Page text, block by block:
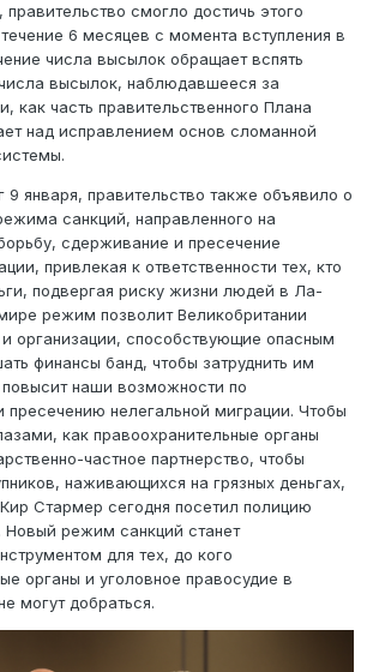
правительство смогло достичь этого
6 месяцев с момента вступления в
числа высылок обращает вспять
высылок, наблюдавшееся за
как часть правительственного Плана
над исправлением основ сломанной
9 января, правительство также объявило о
санкций, направленного на
сдерживание и пресечение
привлекая к ответственности тех, кто
подвергая риску жизни людей в Ла-
режим позволит Великобритании
организации, способствующие опасным
финансы банд, чтобы затруднить им
повысит наши возможности по
нелегальной миграции. Чтобы
как правоохранительные органы
частное партнерство, чтобы
наживающихся на грязных деньгах,
Стармер сегодня посетил полицию
Новый режим санкций станет
для тех, до кого
органы и уголовное правосудие в
могут добраться.